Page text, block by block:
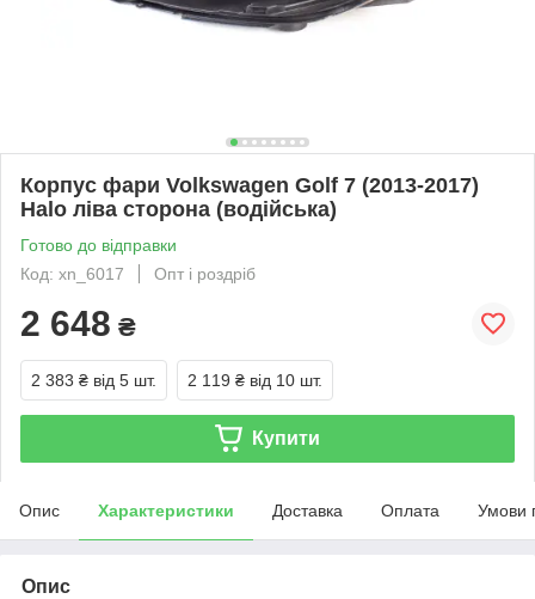
Корпус фари Volkswagen Golf 7 (2013-2017)
Halo ліва сторона (водійська)
Готово до відправки
Код: xn_6017
Опт і роздріб
2 648 ₴
2 383 ₴ від 5 шт. 2 119 ₴ від 10 шт.
Купити
Опис Характеристики Доставка Оплата Умови
Опис